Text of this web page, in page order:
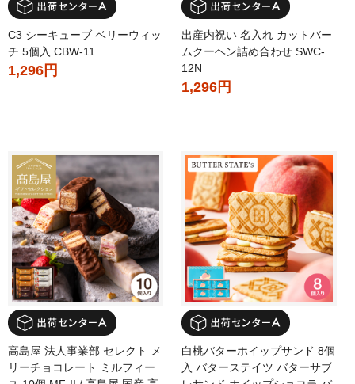
C3 シーキューブ ベリーウィッ
チ 5個入 CBW-11
1,296円
出産内祝い 名入れ カットバー
ムクーヘン詰め合わせ SWC-
12N
1,296円
高島屋 法人事業部 セレクト メ
リーチョコレート ミルフィー
白桃バターホイップサンド 8個
入 バターステイツ バターサブ